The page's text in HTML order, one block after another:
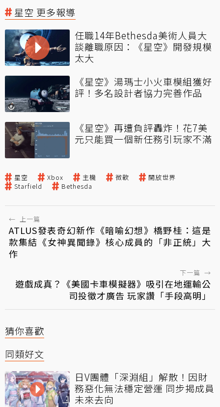
星空 更多報導
任職14年Bethesda美術人員大
談離職原因：《星空》開發規模
太大
《星空》湯瑪士小火車模組獲好
評！多名設計者協力完善作品
《星空》再遭負評轟炸！花7美
元只能買一個新任務引玩家不滿
星空 Xbox 主機 微軟
開放世界
Starfield
Bethesda
← 上一篇
ATLUS發表奇幻新作《暗喻幻想》橋野桂：這是
款集結《女神異聞錄》核心成員的「非正統」大
作
下一篇 →
遊戲成真？《美國卡車模擬器》吸引在地運輸公
司投徵才廣告 玩家讚「手段高明」
猜你喜歡
同類好文
日V團體「深淵組」解散！因財
務惡化無法穩定營運 同步揭成員
未來去向